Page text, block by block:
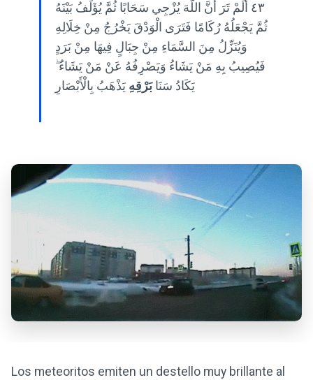
٤٣ أَلَمْ تَرَ أَنَّ اللَّهَ يُزْجِي سَحَابًا ثُمَّ يُؤَلِّفُ بَيْنَهُ
ثُمَّ يَجْعَلُهُ رُكَامًا فَتَرَى الْوَدْقَ يَخْرُجُ مِنْ خِلَالِهِ
وَيُنَزِّلُ مِنَ السَّمَاءِ مِنْ جِبَالٍ فِيهَا مِنْ بَرَدٍ
فَيُصِيبُ بِهِ مَنْ يَشَاءُ وَيَصْرِفُهُ عَنْ مَنْ يَشَاءُ ۖ
يَكَادُ سَنَابَرْقِهِ يَذْهَبُ بِالْأَبْصَارِ
Los meteoritos emiten un destello muy brillante al